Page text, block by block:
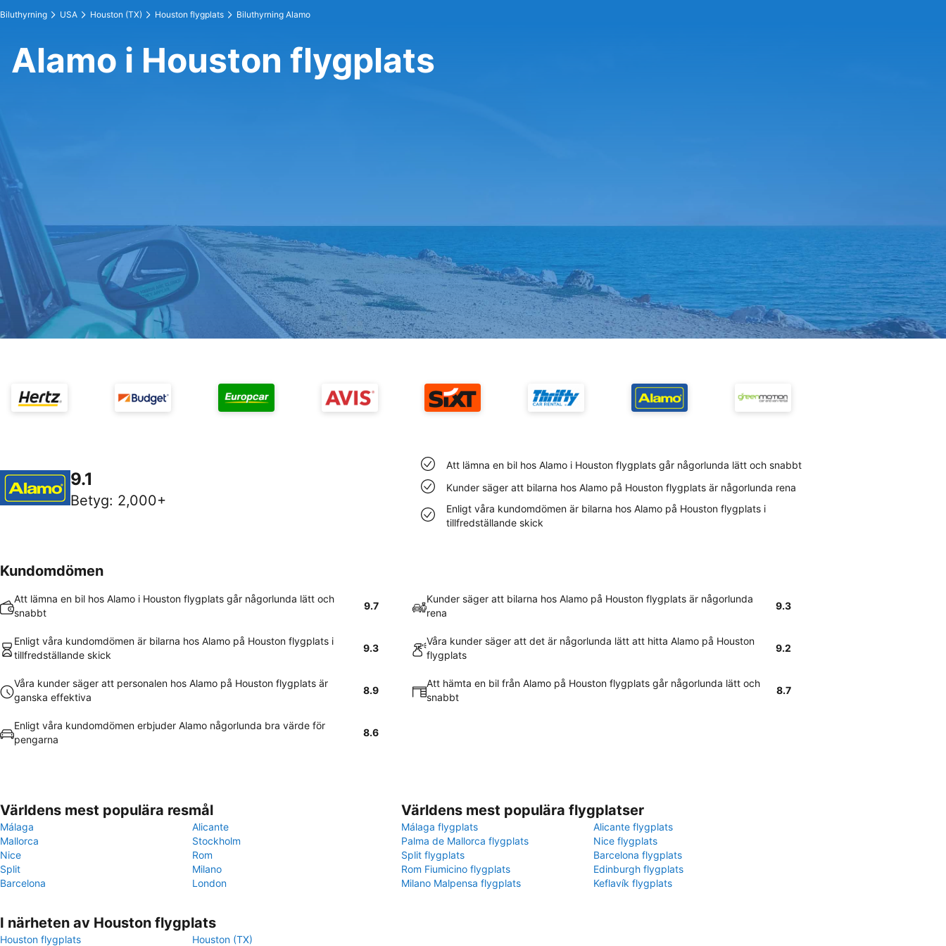
Biluthyrning USA Houston (TX) Houston flygplats Biluthyrning Alamo
Alamo i Houston flygplats
9.1
Betyg: 2,000+
Att lämna en bil hos Alamo i Houston flygplats går någorlunda lätt och snabbt
Kunder säger att bilarna hos Alamo på Houston flygplats är någorlunda rena
Enligt våra kundomdömen är bilarna hos Alamo på Houston flygplats i
tillfredställande skick
Kundomdömen
Att lämna en bil hos Alamo i Houston flygplats går någorlunda lätt och
snabbt
9.7
Kunder säger att bilarna hos Alamo på Houston flygplats är någorlunda
rena
9.3
Enligt våra kundomdömen är bilarna hos Alamo på Houston flygplats i
tillfredställande skick
9.3
Våra kunder säger att det är någorlunda lätt att hitta Alamo på Houston
flygplats
9.2
Våra kunder säger att personalen hos Alamo på Houston flygplats är
ganska effektiva
8.9
Att hämta en bil från Alamo på Houston flygplats går någorlunda lätt och
snabbt
8.7
Enligt våra kundomdömen erbjuder Alamo någorlunda bra värde för
pengarna
8.6
Världens mest populära resmål
Málaga
Alicante
Mallorca
Stockholm
Nice
Rom
Split
Milano
Barcelona
London
Världens mest populära flygplatser
Málaga flygplats
Alicante flygplats
Palma de Mallorca flygplats
Nice flygplats
Split flygplats
Barcelona flygplats
Rom Fiumicino flygplats
Edinburgh flygplats
Milano Malpensa flygplats
Keflavík flygplats
I närheten av Houston flygplats
Houston flygplats Houston (TX)